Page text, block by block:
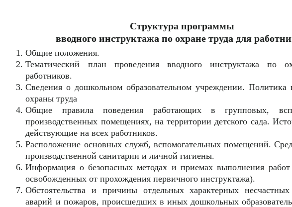
Структура программы
вводного инструктажа по охране труда для
Общие положения.
Тематический план проведения вводного инструктажа по
работников.
Сведения о дошкольном образовательном учреждении. Политика
охраны труда
Общие правила поведения работающих в групповых,
производственных помещениях, на территории детского сада.
действующие на всех работников.
Расположение основных служб, вспомогательных помещений.
производственной санитарии и личной гигиены.
Информация о безопасных методах и приемах выполнения работ
освобожденных от прохождения первичного инструктажа).
Обстоятельства и причины отдельных характерных
аварий и пожаров, происшедших в иных дошкольных